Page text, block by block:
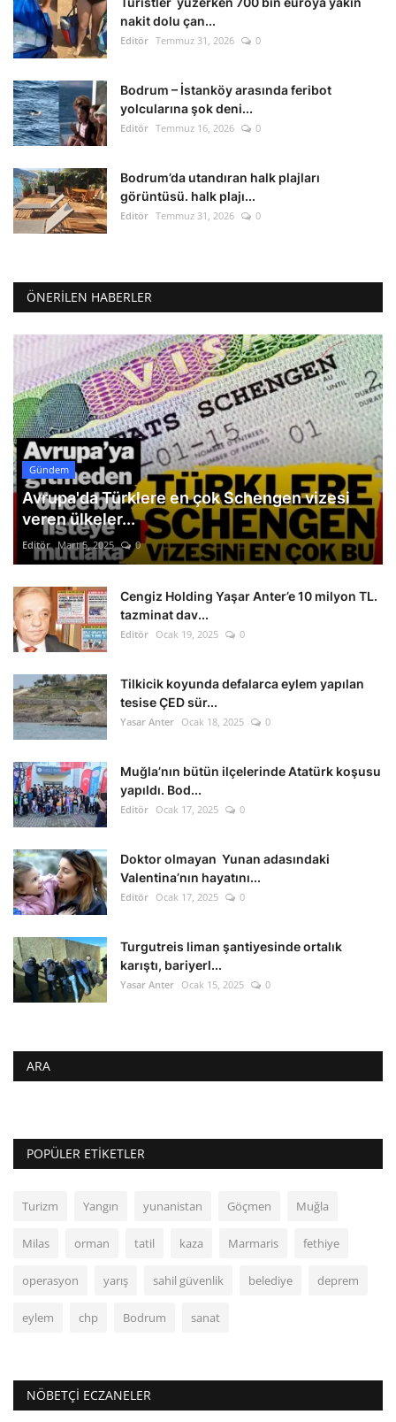
nakit dolu çan...
Editör Temmuz 31, 2026 0
Bodrum – İstanköy arasında feribot
yolcularına şok deni...
Editör Temmuz 16, 2026 0
Bodrum’da utandıran halk plajları
görüntüsü. halk plajı...
Editör Temmuz 31, 2026 0
ÖNERILEN HABERLER
Gündem
Avrupa'da Türklere en çok Schengen vizesi
veren ülkeler...
Editör Mart 5, 2025 0
Cengiz Holding Yaşar Anter’e 10 milyon TL.
tazminat dav...
Editör Ocak 19, 2025 0
Tilkicik koyunda defalarca eylem yapılan
tesise ÇED sür...
Yasar Anter Ocak 18, 2025 0
Muğla’nın bütün ilçelerinde Atatürk koşusu
yapıldı. Bod...
Editör Ocak 17, 2025 0
Doktor olmayan Yunan adasındaki
Valentina’nın hayatını...
Editör Ocak 17, 2025 0
Turgutreis liman şantiyesinde ortalık
karıştı, bariyerl...
Yasar Anter Ocak 15, 2025 0
ARA
POPÜLER ETIKETLER
Turizm Yangın yunanistan Göçmen Muğla
Milas orman tatil kaza Marmaris fethiye
operasyon yarış sahil güvenlik belediye deprem
eylem chp Bodrum sanat
NÖBETÇI ECZANELER